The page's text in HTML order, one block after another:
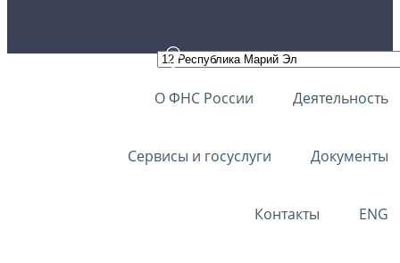
О ФНС России Деятельность
Сервисы и госуслуги Документы
Контакты ENG